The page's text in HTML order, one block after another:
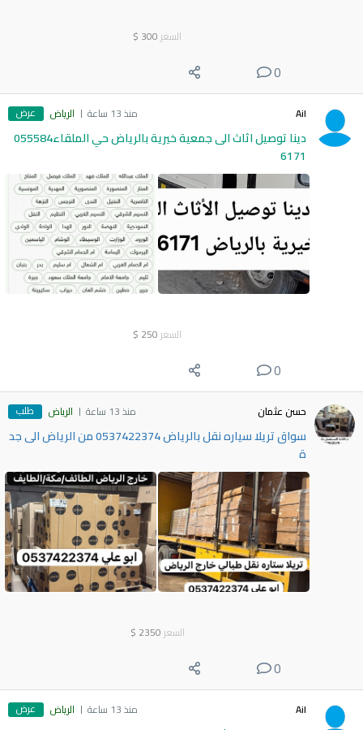
السعر 300
$
0
Ail منذ 13 ساعة الرياض عرض
دينا توصيل اثاث الى جمعية خيرية بالرياض حي الملقاء055584
6171
السعر 250
$
0
حسن عثمان منذ 13 ساعة الرياض طلب
سواق تريلا سياره نقل بالرياض 0537422374 من الرياض الى جد
ة
السعر 2350
$
0
Ail منذ 13 ساعة الرياض عرض